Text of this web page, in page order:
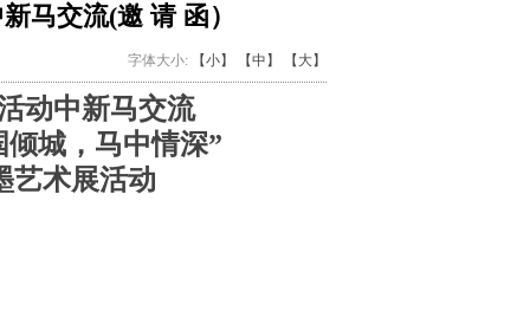
马交流(邀 请 函）
字体大小: 【小】 【中】 【大】
动中新马交流
倾城，马中情深”
艺术展活动